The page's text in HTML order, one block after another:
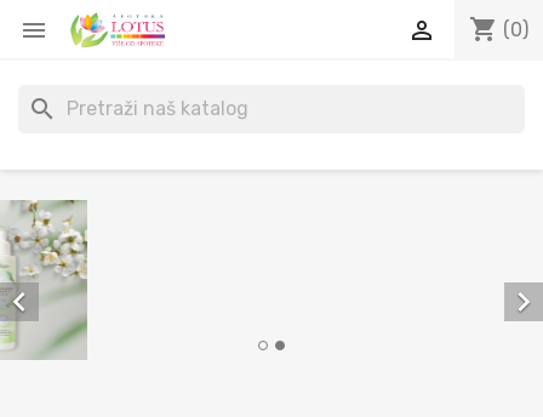
 shopping_cart (0)

search
 